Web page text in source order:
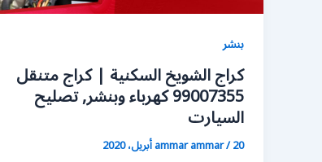
بنشر
كراج الشويخ السكنية | كراج متنقل
99007355 كهرباء وبنشر, تصليح
السيارت
ammar ammar/20 أبريل، 2020